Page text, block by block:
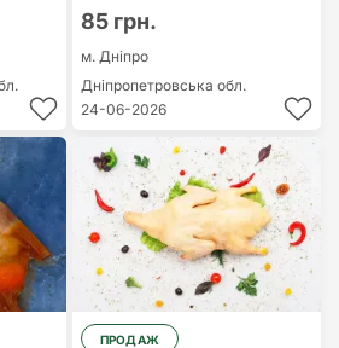
85 грн.
м. Дніпро
Дніпропетровська обл.
24-06-2026
ПРОДАЖ